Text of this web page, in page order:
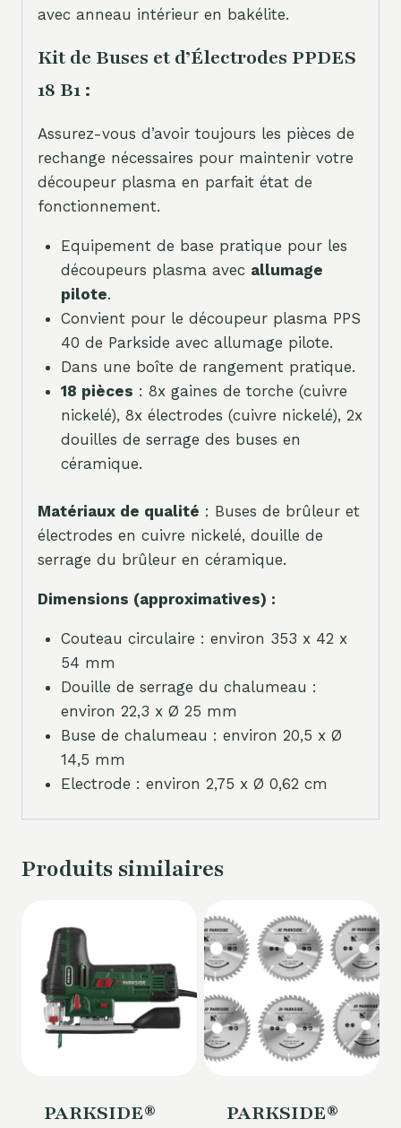
avec anneau intérieur en bakélite.
Kit de Buses et d’Électrodes PPDES
18 B1 :
Assurez-vous d’avoir toujours les pièces de
rechange nécessaires pour maintenir votre
découpeur plasma en parfait état de
fonctionnement.
Equipement de base pratique pour les
découpeurs plasma avec allumage
pilote.
Convient pour le découpeur plasma PPS
40 de Parkside avec allumage pilote.
Dans une boîte de rangement pratique.
18 pièces : 8x gaines de torche (cuivre
nickelé), 8x électrodes (cuivre nickelé), 2x
douilles de serrage des buses en
céramique.
Matériaux de qualité : Buses de brûleur et
électrodes en cuivre nickelé, douille de
serrage du brûleur en céramique.
Dimensions (approximatives) :
Couteau circulaire : environ 353 x 42 x
54 mm
Douille de serrage du chalumeau :
environ 22,3 x Ø 25 mm
Buse de chalumeau : environ 20,5 x Ø
14,5 mm
Electrode : environ 2,75 x Ø 0,62 cm
Produits similaires
PARKSIDE®
PARKSIDE®